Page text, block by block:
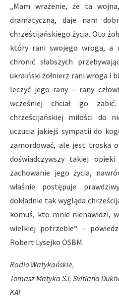
„Mam wrażenie, że ta
dramatyczną, daje nam
chrześcijańskiego życia. Oto
który rani swojego wroga, a
chronić słabszych
ukraiński żołnierz rani wroga i
leczyć jego rany – rany
wcześniej chciał go
chrześcijańskiej miłości do
uczucia jakiejś sympatii do
zamordować, ale jest troska
doświadczywszy takiej
zachowanie jego życia,
właśnie postępuje
dokładnie tak wygląda
komuś, kto mnie nienawidzi,
wielkiej potrzebie“ –
Robert Lysejko OSBM.
Radio Watykańskie,
Tomasz Matyka SJ, Svitlana
KAI